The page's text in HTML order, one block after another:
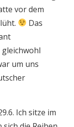
vor dem
Das
um uns
Ich sitze im